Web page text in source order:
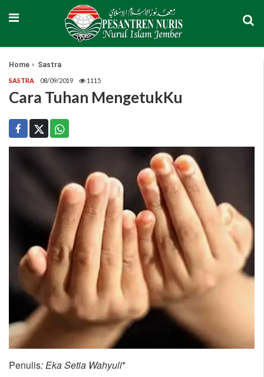
Home Sastra
SASTRA 08/09/2019 1115
Cara Tuhan MengetukKu
Penulis: Eka Setia Wahyuli*